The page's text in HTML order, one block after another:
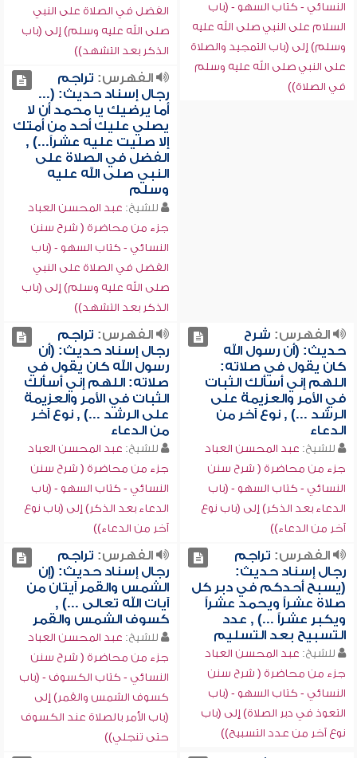
النسائي - كتاب السهو - (باب
السلام على النبي صلى الله عليه
وسلم) إلى (باب التمجيد والصلاة
على النبي صلى الله عليه وسلم
في الصلاة))
الفضل في الصلاة على النبي
صلى الله عليه وسلم) إلى (باب
الذكر بعد التشهد))
الفهرس: تراجم
رجال إسناد حديث: (...
أما يرضيك يا محمد أن لا
يصلي عليك أحد من أمتك
إلا صليت عليه عشراً...) ,
الفضل في الصلاة على
النبي صلى الله عليه
وسلم
للشيخ: عبد المحسن العباد
جزء من محاضرة ( شرح سنن
النسائي - كتاب السهو - (باب
الفضل في الصلاة على النبي
صلى الله عليه وسلم) إلى (باب
الذكر بعد التشهد))
الفهرس: شرح
حديث: (أن رسول الله
كان يقول في صلاته:
اللهم إني أسألك الثبات
في الأمر والعزيمة على
الرشد ...) , نوع آخر من
الدعاء
للشيخ: عبد المحسن العباد
جزء من محاضرة ( شرح سنن
النسائي - كتاب السهو - (باب
الدعاء بعد الذكر) إلى (باب نوع
آخر من الدعاء))
الفهرس: تراجم
رجال إسناد حديث: (أن
رسول الله كان يقول في
صلاته: اللهم إني أسألك
الثبات في الأمر والعزيمة
على الرشد ...) , نوع آخر
من الدعاء
للشيخ: عبد المحسن العباد
جزء من محاضرة ( شرح سنن
النسائي - كتاب السهو - (باب
الدعاء بعد الذكر) إلى (باب نوع
آخر من الدعاء))
الفهرس: تراجم
رجال إسناد حديث:
(يسبح أحدكم في دبر كل
صلاة عشراً ويحمد عشراً
ويكبر عشراً ...) , عدد
التسبيح بعد التسليم
للشيخ: عبد المحسن العباد
جزء من محاضرة ( شرح سنن
النسائي - كتاب السهو - (باب
التعوذ في دبر الصلاة) إلى (باب
نوع آخر من عدد التسبيح))
الفهرس: تراجم
رجال إسناد حديث: (إن
الشمس والقمر آيتان من
آيات الله تعالى ...) ,
كسوف الشمس والقمر
للشيخ: عبد المحسن العباد
جزء من محاضرة ( شرح سنن
النسائي - كتاب الكسوف - (باب
كسوف الشمس والقمر) إلى
(باب الأمر بالصلاة عند الكسوف
حتى تنجلي))